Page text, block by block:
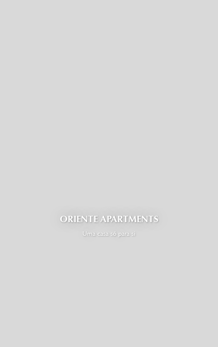
ORIENTE APARTMENTS
Uma casa só para si